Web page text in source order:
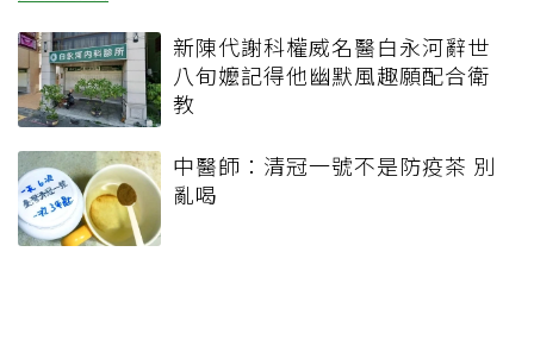
新陳代謝科權威名醫白永河辭世
八旬嬤記得他幽默風趣願配合衛
教
中醫師：清冠一號不是防疫茶 別
亂喝